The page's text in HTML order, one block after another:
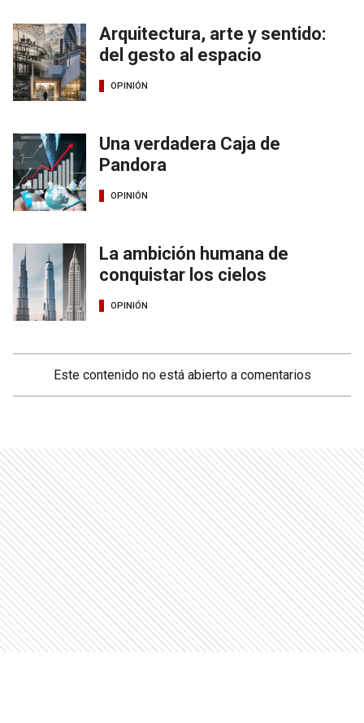
Arquitectura, arte y sentido:
del gesto al espacio
OPINIÓN
Una verdadera Caja de
Pandora
OPINIÓN
La ambición humana de
conquistar los cielos
OPINIÓN
Este contenido no está abierto a comentarios